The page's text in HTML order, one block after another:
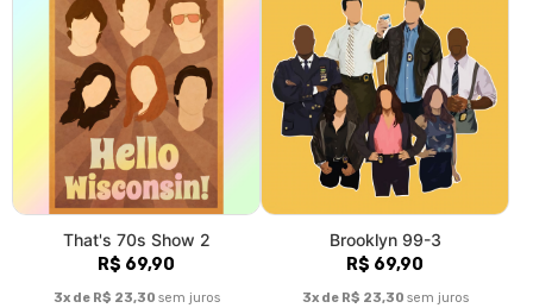
That's 70s Show 2
R$ 69,90
3x de R$ 23,30 sem juros
Brooklyn 99-3
R$ 69,90
3x de R$ 23,30 sem juros